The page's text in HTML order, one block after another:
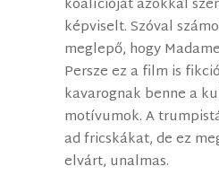
képviselt. Szóval
meglepő, hogy
Persze ez a film is
kavarognak benne a
motívumok. A
ad fricskákat, de ez
elvárt, unalmas.